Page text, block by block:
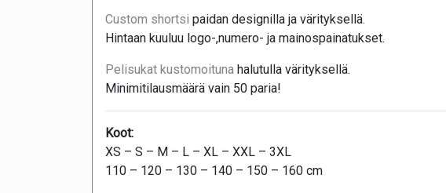
Custom shortsi paidan designilla ja värityksellä.
Hintaan kuuluu logo-,numero- ja mainospainatukset.
Pelisukat kustomoituna halutulla värityksellä.
Minimitilausmäärä vain 50 paria!
Koot:
XS – S – M – L – XL – XXL – 3XL
110 – 120 – 130 – 140 – 150 – 160 cm